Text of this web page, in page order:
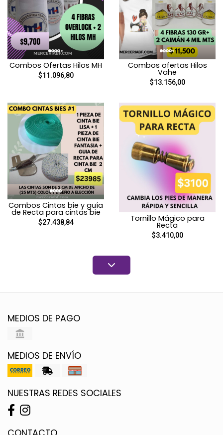
Combos Ofertas Hilos MH
$11.096,80
Combos ofertas Hilos
Vahe
$13.156,00
Combos Cintas bie y guía
de Recta para cintas bie
$27.438,84 Tornillo Mágico para
Recta
$3.410,00
MEDIOS DE PAGO
MEDIOS DE ENVÍO
NUESTRAS REDES SOCIALES